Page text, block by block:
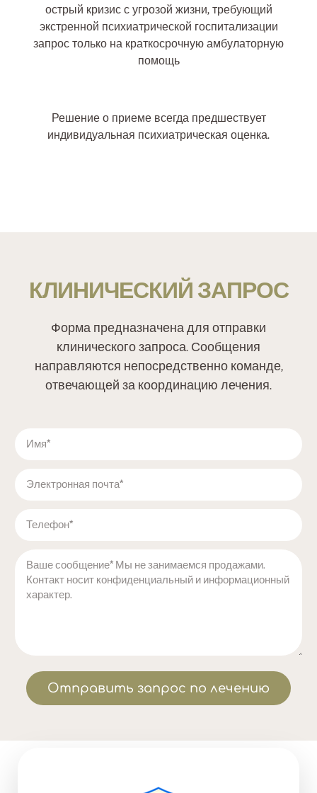
острый кризис с угрозой жизни, требующий
экстренной психиатрической госпитализации
запрос только на краткосрочную амбулаторную
помощь
Решение о приеме всегда предшествует
индивидуальная психиатрическая оценка.
КЛИНИЧЕСКИЙ ЗАПРОС
Форма предназначена для отправки
клинического запроса. Сообщения
направляются непосредственно команде,
отвечающей за координацию лечения.
Отправить запрос по лечению